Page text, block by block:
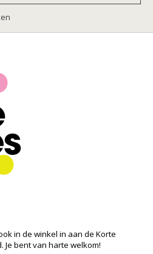
in de winkel in aan de Korte
Je bent van harte welkom!